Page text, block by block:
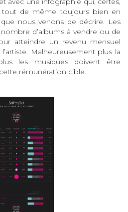
tout de même toujours bien en
nous venons de décrire. Les
d’albums à vendre ou de
atteindre un revenu mensuel
Malheureusement plus la
les musiques doivent être
rémunération cible.